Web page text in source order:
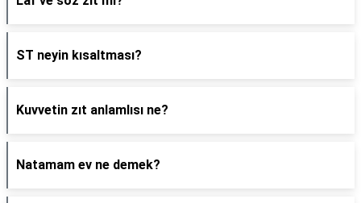
ST neyin kısaltması?
Kuvvetin zıt anlamlısı ne?
Natamam ev ne demek?